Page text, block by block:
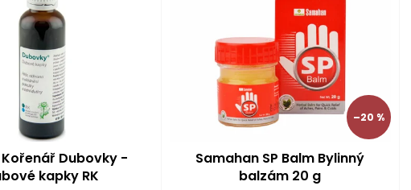
Dubovky -
kapky RK
–20 %
Samahan SP Balm Bylinný
balzám 20 g